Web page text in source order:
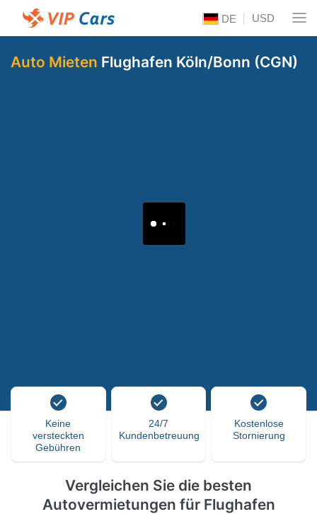
DE USD
Auto Mieten Flughafen Köln/Bonn (CGN)
Keine
versteckten
Gebühren
24/7
Kundenbetreuung
Kostenlose
Stornierung
Vergleichen Sie die besten
Autovermietungen für Flughafen